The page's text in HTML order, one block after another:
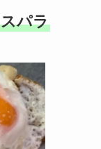
パラ